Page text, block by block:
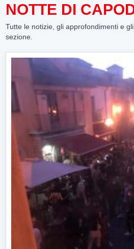
NOTTE DI
Tutte le notizie, gli approfondimenti e
sezione.